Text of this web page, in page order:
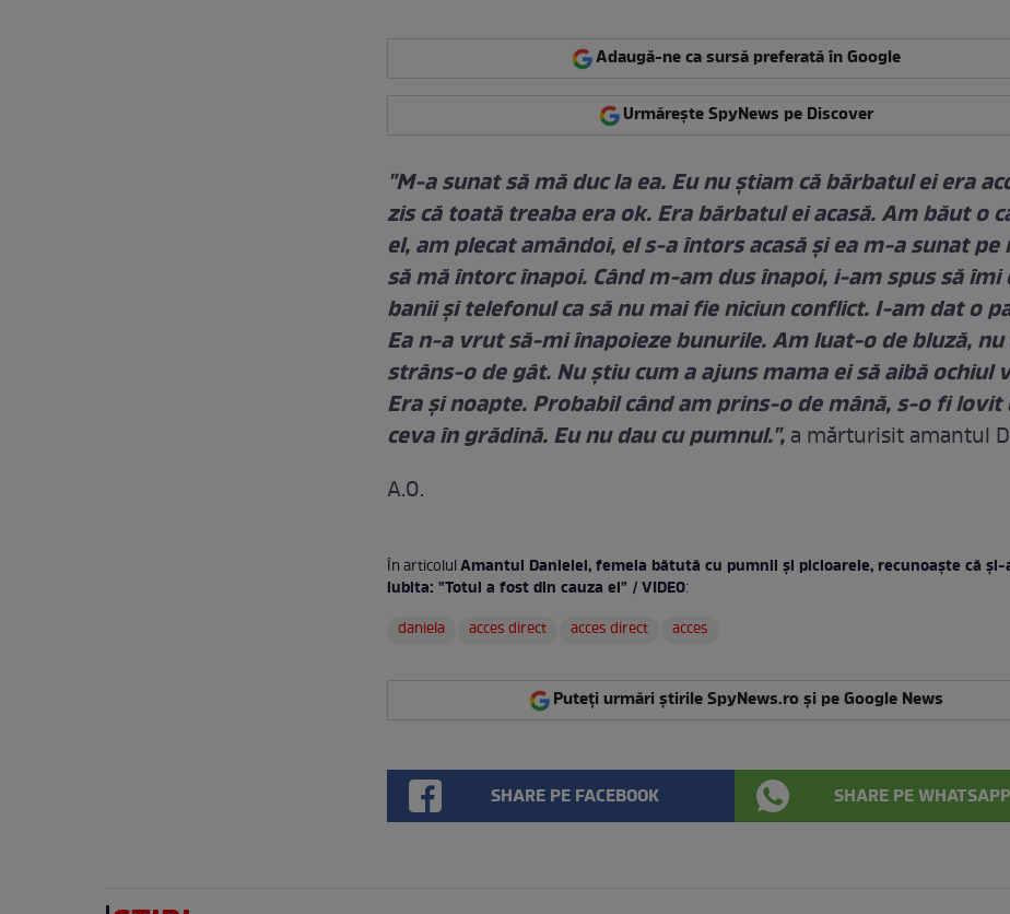
Adaugă-ne ca sursă preferată în Google
Urmărește SpyNews pe Discover
"M-a sunat să mă duc la ea. Eu nu ştiam că bărbatul ei era
zis că toată treaba era ok. Era bărbatul ei acasă. Am băut o
el, am plecat amândoi, el s-a întors acasă şi ea m-a sunat pe
să mă întorc înapoi. Când m-am dus înapoi, i-am spus să îmi
banii şi telefonul ca să nu mai fie niciun conflict. I-am dat o
Ea n-a vrut să-mi înapoieze bunurile. Am luat-o de bluză, nu
strâns-o de gât. Nu ştiu cum a ajuns mama ei să aibă ochiul
Era şi noapte. Probabil când am prins-o de mână, s-o fi lovit
ceva în grădină. Eu nu dau cu pumnul.",a mărturisit amantul
A.O.
În articolulAmantul Danielei, femeia bătută cu pumnii și picioarele, recunoaște că
iubita: "Totul a fost din cauza ei" / VIDEO:
daniela
acces direct acces direct acces
Puteți urmări știrile SpyNews.ro și pe Google News
SHARE PE FACEBOOK SHARE PE WHATSAPP